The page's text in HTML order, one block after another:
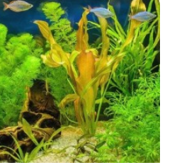
Loại trần này đang trở thành
trong các quán cà phê, nhà
và thậm chí cả nhà ở,
xanh mát và tràn đầy sức